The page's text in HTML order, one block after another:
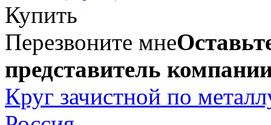
Купить
Перезвоните мне
представитель
Круг зачистной по